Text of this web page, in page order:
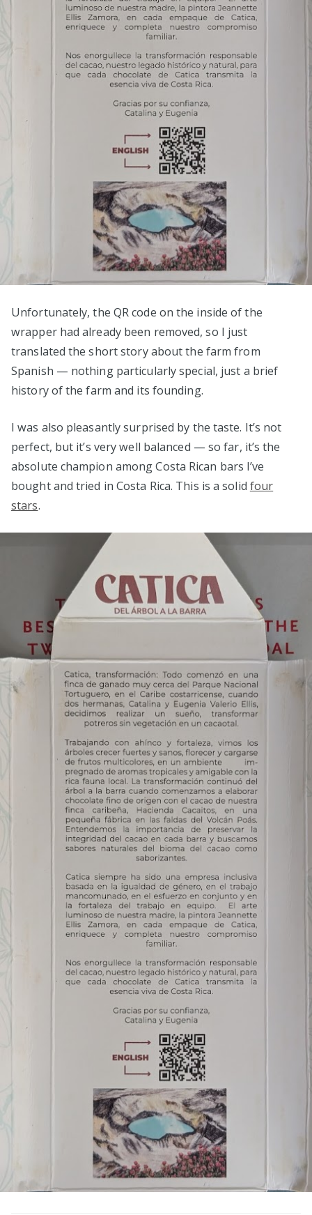
Unfortunately, the QR code on the inside of the
wrapper had already been removed, so I just
translated the short story about the farm from
Spanish — nothing particularly special, just a brief
history of the farm and its founding.
I was also pleasantly surprised by the taste. It’s not
perfect, but it’s very well balanced — so far, it’s the
absolute champion among Costa Rican bars I’ve
bought and tried in Costa Rica. This is a solid four
stars.